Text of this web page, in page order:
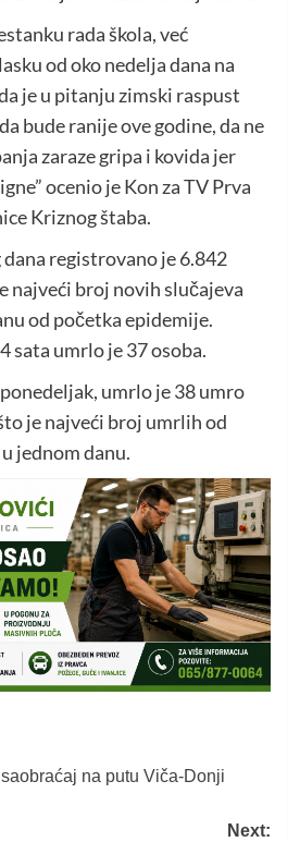
rada škola, već
od oko nedelja dana na
je u pitanju zimski raspust
bude ranije ove godine, da ne
zaraze gripa i kovida jer
ocenio je Kon za TV Prva
Kriznog štaba.
registrovano je 6.842
najveći broj novih slučajeva
od početka epidemije.
sata umrlo je 37 osoba.
umrlo je 38 umro
je najveći broj umrlih od
jednom danu.
na putu Viča-Donji
Next: